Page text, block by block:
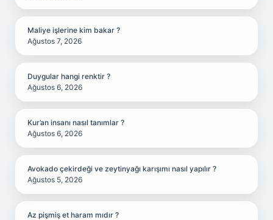
Maliye işlerine kim bakar ?
Ağustos 7, 2026
Duygular hangi renktir ?
Ağustos 6, 2026
Kur’an insanı nasıl tanımlar ?
Ağustos 6, 2026
Avokado çekirdeği ve zeytinyağı karışımı nasıl yapılır ?
Ağustos 5, 2026
Az pişmiş et haram mıdır ?